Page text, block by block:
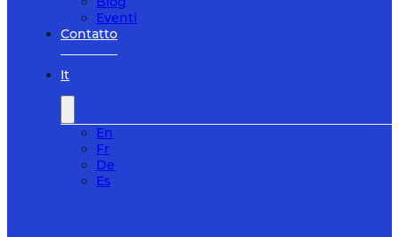
Eventi
Contatto
It
En
Fr
De
Es